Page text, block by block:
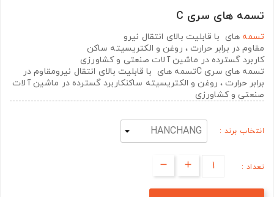
تسمه های سری C
تسمه های با قابلیت بالای انتقال نیرو
مقاوم در برابر حرارت ، روغن و الکتریسیته ساکن
کاربرد گسترده در ماشین آلات صنعتی و کشاورزی
تسمه های سری Cتسمه های با قابلیت بالای انتقال نیرومقاوم در
برابر حرارت ، روغن و الکتریسیته ساکنکاربرد گسترده در ماشین آلات
صنعتی و کشاورزی
انتخاب برند :
تعداد :